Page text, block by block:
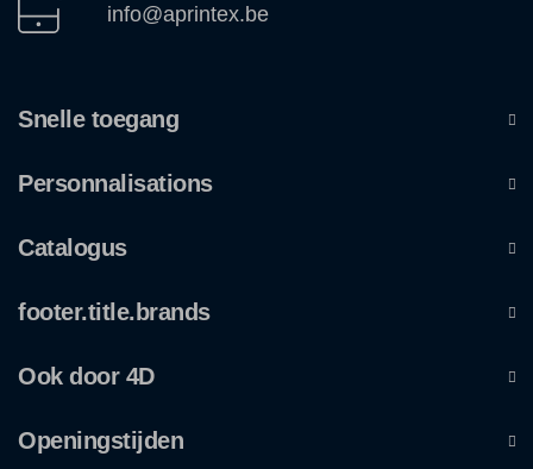
info@aprintex.be
Snelle toegang
Personnalisations
Catalogus
footer.title.brands
Ook door 4D
Openingstijden